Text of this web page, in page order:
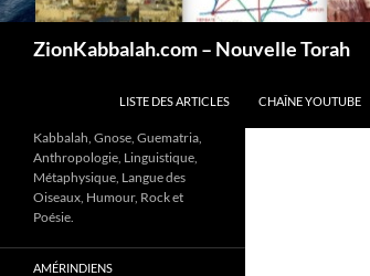
ZionKabbalah.com – Nouvelle Torah
LISTE DES ARTICLES
CHAÎNE YOUTUBE
Kabbalah, Gnose, Guematria,
Anthropologie, Linguistique,
Métaphysique, Langue des
Oiseaux, Humour, Rock et
Poésie.
AMÉRINDIENS